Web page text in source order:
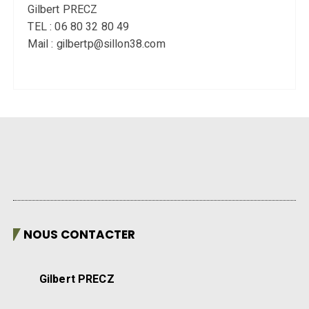
Gilbert PRECZ
TEL : 06 80 32 80 49
Mail : gilbertp@sillon38.com
NOUS CONTACTER
Gilbert PRECZ